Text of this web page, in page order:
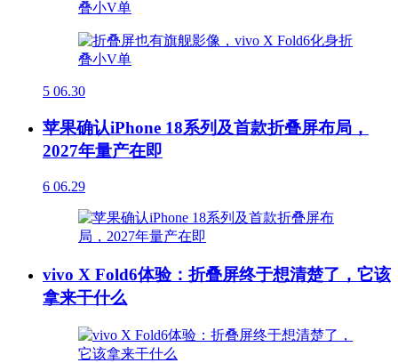
5 06.30
苹果确认iPhone 18系列及首款折叠屏布局，
2027年量产在即
6 06.29
vivo X Fold6体验：折叠屏终于想清楚了，它该
拿来干什么